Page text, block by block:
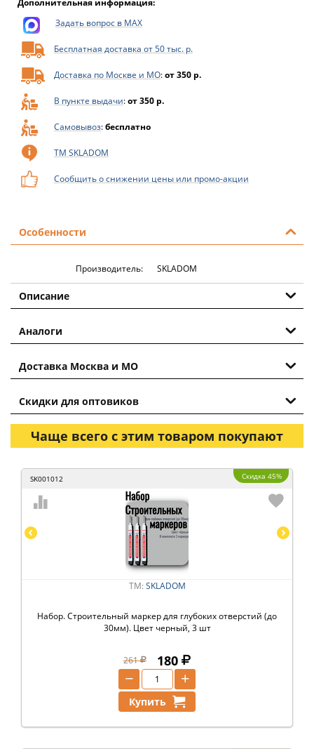
Задать вопрос в MAX
Бесплатная доставка от 50 тыс. р.
Доставка по Москве и МО:от 350 р.
В пункте выдачи:от 350 р.
Самовывоз:бесплатно
ТМ SKLADOM
Сообщить о снижении цены или промо-акции
Особенности
Производитель: SKLADOM
Описание
Аналоги
Доставка Москва и МО
Скидки для оптовиков
Чаще всего с этим товаром покупают
SK001012 Скидка 45%
ТМ: SKLADOM
Набор. Строительный маркер для глубоких отверстий (до
30мм). Цвет черный, 3 шт
261 180
+
−
Купить